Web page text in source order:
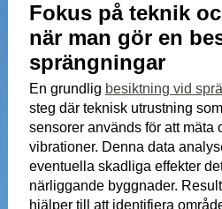
Fokus på teknik
när man gör en
sprängningar
En grundlig besiktning vid
steg där teknisk utrustning
sensorer används för att mäta
vibrationer. Denna data
eventuella skadliga effekter
närliggande byggnader.
hjälper till att identifiera